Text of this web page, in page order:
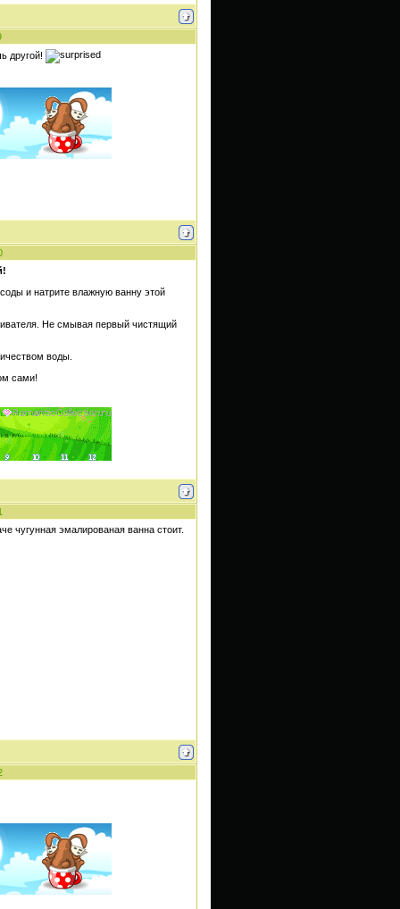
другой!
и натрите влажную ванну этой
Не смывая первый чистящий
воды.
сами!
чугунная эмалированая ванна стоит.